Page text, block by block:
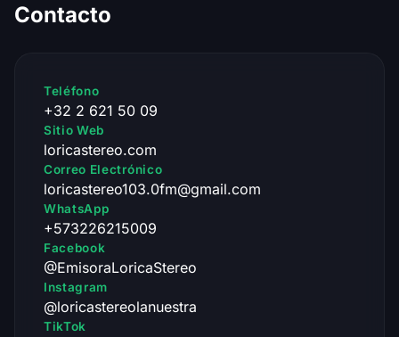
Contacto
Teléfono
+32 2 621 50 09
Sitio Web
loricastereo.com
Correo Electrónico
loricastereo103.0fm@gmail.com
WhatsApp
+573226215009
Facebook
@EmisoraLoricaStereo
Instagram
@loricastereolanuestra
TikTok